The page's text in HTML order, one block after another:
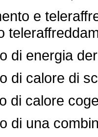
e
energia
calore di
calore
una